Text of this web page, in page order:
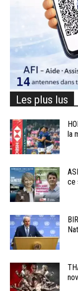
Les plus lus
la
ce